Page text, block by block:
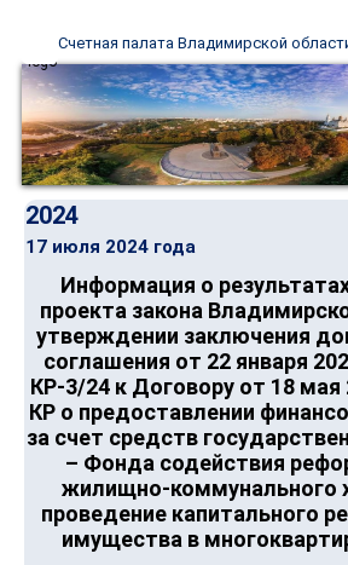
Счетная палата Владимирской
2024
17 июля 2024 года
Информация о
проекта закона
утверждении заключения
соглашения от 22 января
КР-3/24 к Договору от 18
КР о предоставлении
за счет средств
– Фонда содействия
жилищно-коммунального
проведение капитального
имущества в